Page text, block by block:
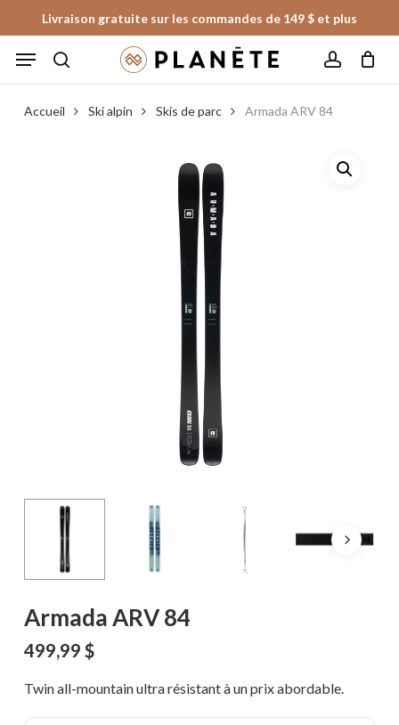
to
main
Livraison gratuite sur les commandes de 149 $ et plus
Menu
Fermer
le
panier
Accueil Ski alpin Skis de parc Armada ARV 84
Armada ARV 84
499,99 $
Twin all-mountain ultra résistant à un prix abordable.